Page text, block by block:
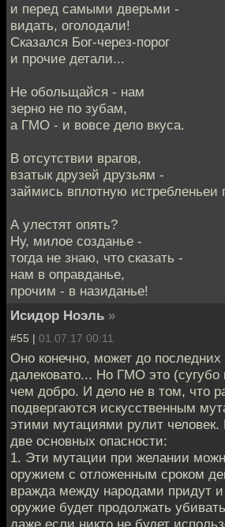
и перед самыми дверьми -
видать, оголодали!
Сказался Бог-через-порог
и прочие детали...
Не обольщайся - нам
зерно не по зубам,
а ГМО - и вовсе дело вкуса.
В отсутствии врагов,
взатык друзей друзьям -
займись вплотную истребленьеи
А улестят опять?
Ну, милое созданье -
тогда не знаю, что сказать -
нам в оправданье,
прочим - в назиданье!
Исидор Ноэль »
#55 | 01.07.17 00:11
Оно конечно, может до
далековато... Но ГМО это (сугубо
чем добро. И дело не в том, что
подвергаются искусственным
этими мутациями рулит
две основных опасности:
1. Эти мутации при желании
оружием с отложенным сроком
вражда между народами придут и
оружие будет продолжать
даже если никто не будет